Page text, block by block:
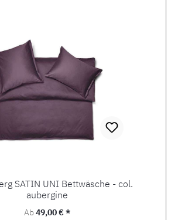
SATIN UNI Bettwäsche - col.
aubergine
Regulärer Preis:
Ab49,00 € *